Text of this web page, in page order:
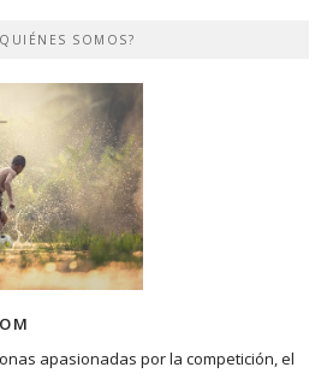
SOMOS?
apasionadas por la competición, el